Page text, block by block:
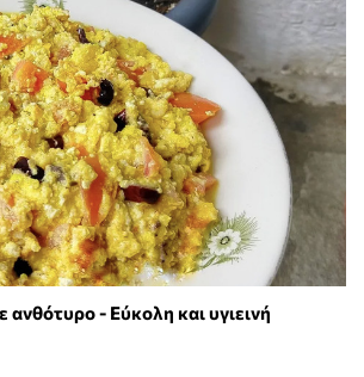
ανθότυρο - Εύκολη και υγιεινή